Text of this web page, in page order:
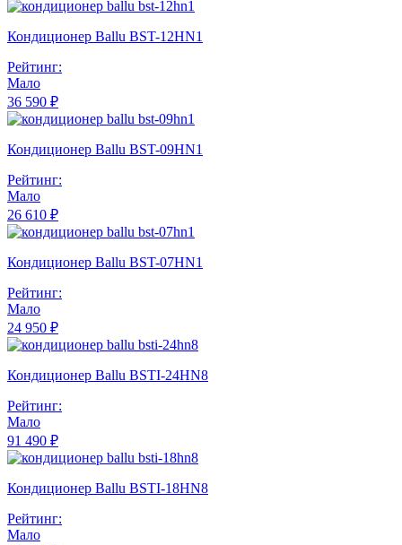
Кондиционер Ballu BST-12HN1
Рейтинг:
Мало
36 590 ₽
Кондиционер Ballu BST-09HN1
Рейтинг:
Мало
26 610 ₽
Кондиционер Ballu BST-07HN1
Рейтинг:
Мало
24 950 ₽
Кондиционер Ballu BSTI-24HN8
Рейтинг:
Мало
91 490 ₽
Кондиционер Ballu BSTI-18HN8
Рейтинг:
Мало